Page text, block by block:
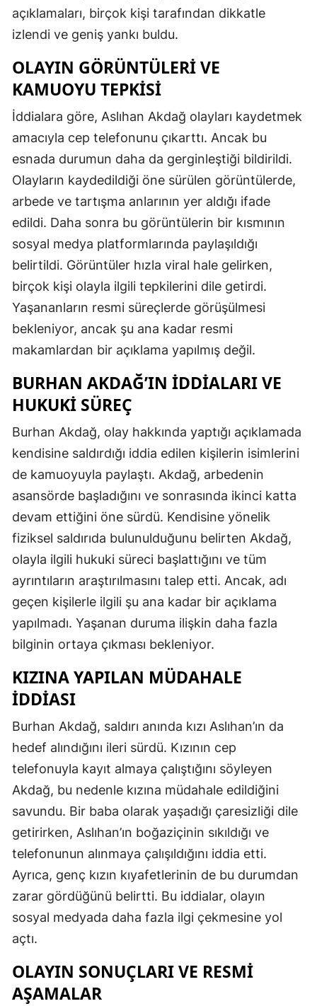
açıklamaları, birçok kişi tarafından dikkatle
izlendi ve geniş yankı buldu.
OLAYIN GÖRÜNTÜLERI VE
KAMUOYU TEPKISI
İddialara göre, Aslıhan Akdağ olayları kaydetmek
amacıyla cep telefonunu çıkarttı. Ancak bu
esnada durumun daha da gerginleştiği bildirildi.
Olayların kaydedildiği öne sürülen görüntülerde,
arbede ve tartışma anlarının yer aldığı ifade
edildi. Daha sonra bu görüntülerin bir kısmının
sosyal medya platformlarında paylaşıldığı
belirtildi. Görüntüler hızla viral hale gelirken,
birçok kişi olayla ilgili tepkilerini dile getirdi.
Yaşananların resmi süreçlerde görüşülmesi
bekleniyor, ancak şu ana kadar resmi
makamlardan bir açıklama yapılmış değil.
BURHAN AKDAĞ’IN İDDIALARI VE
HUKUKI SÜREÇ
Burhan Akdağ, olay hakkında yaptığı açıklamada
kendisine saldırdığı iddia edilen kişilerin isimlerini
de kamuoyuyla paylaştı. Akdağ, arbedenin
asansörde başladığını ve sonrasında ikinci katta
devam ettiğini öne sürdü. Kendisine yönelik
fiziksel saldırıda bulunulduğunu belirten Akdağ,
olayla ilgili hukuki süreci başlattığını ve tüm
ayrıntıların araştırılmasını talep etti. Ancak, adı
geçen kişilerle ilgili şu ana kadar bir açıklama
yapılmadı. Yaşanan duruma ilişkin daha fazla
bilginin ortaya çıkması bekleniyor.
KIZINA YAPILAN MÜDAHALE
İDDIASI
Burhan Akdağ, saldırı anında kızı Aslıhan’ın da
hedef alındığını ileri sürdü. Kızının cep
telefonuyla kayıt almaya çalıştığını söyleyen
Akdağ, bu nedenle kızına müdahale edildiğini
savundu. Bir baba olarak yaşadığı çaresizliği dile
getirirken, Aslıhan’ın boğaziçinin sıkıldığı ve
telefonunun alınmaya çalışıldığını iddia etti.
Ayrıca, genç kızın kıyafetlerinin de bu durumdan
zarar gördüğünü belirtti. Bu iddialar, olayın
sosyal medyada daha fazla ilgi çekmesine yol
açtı.
OLAYIN SONUÇLARI VE RESMI
AŞAMALAR